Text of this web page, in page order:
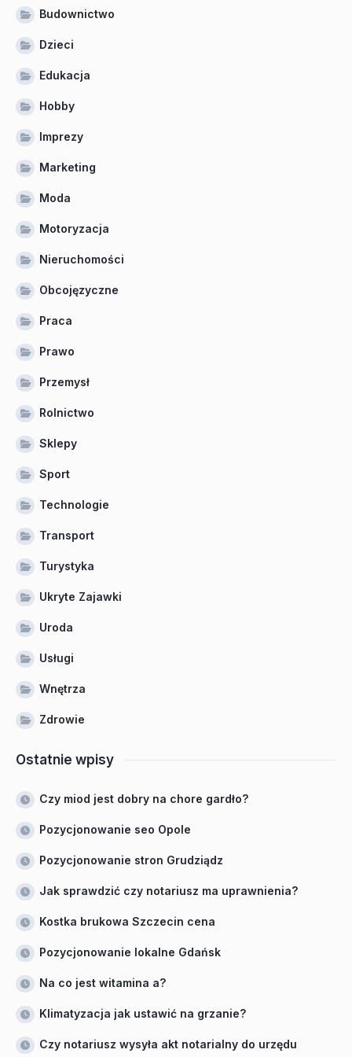
Budownictwo
Dzieci
Edukacja
Hobby
Imprezy
Marketing
Moda
Motoryzacja
Nieruchomości
Obcojęzyczne
Praca
Prawo
Przemysł
Rolnictwo
Sklepy
Sport
Technologie
Transport
Turystyka
Ukryte Zajawki
Uroda
Usługi
Wnętrza
Zdrowie
Ostatnie wpisy
Czy miod jest dobry na chore gardło?
Pozycjonowanie seo Opole
Pozycjonowanie stron Grudziądz
Jak sprawdzić czy notariusz ma uprawnienia?
Kostka brukowa Szczecin cena
Pozycjonowanie lokalne Gdańsk
Na co jest witamina a?
Klimatyzacja jak ustawić na grzanie?
Czy notariusz wysyła akt notarialny do urzędu